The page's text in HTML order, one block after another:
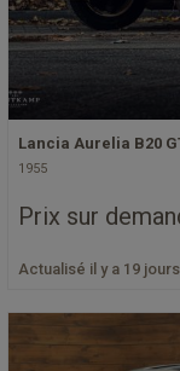
Lancia Aurelia B20
1955
Prix sur
Actualisé il y a 19 jours